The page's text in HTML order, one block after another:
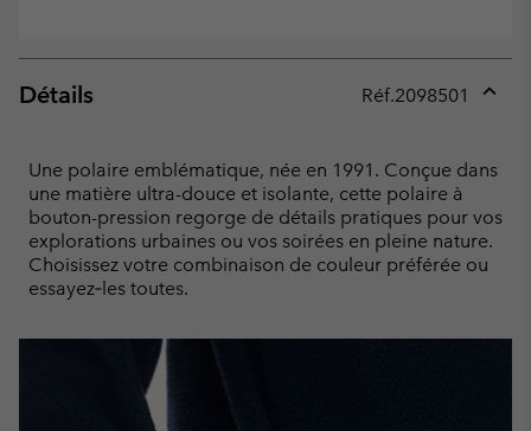
Détails Réf.2098501
Une polaire emblématique, née en 1991. Conçue dans
une matière ultra-douce et isolante, cette polaire à
bouton-pression regorge de détails pratiques pour vos
explorations urbaines ou vos soirées en pleine nature.
Choisissez votre combinaison de couleur préférée ou
essayez‑les toutes.